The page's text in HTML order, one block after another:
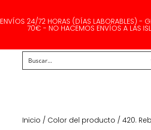
ENVÍOS 24/72 HORAS (DÍAS LABORABLES) -
70€ - NO HACEMOS ENVÍOS A LAS
Inicio / Color del producto / 420.